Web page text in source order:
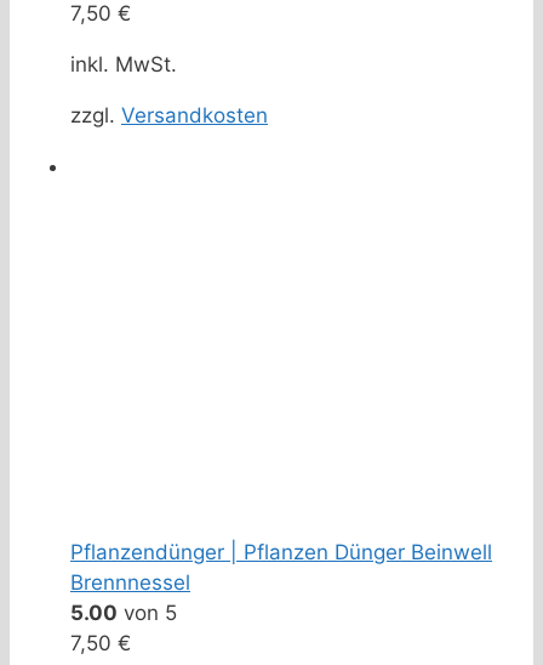
7,50 €
inkl. MwSt.
zzgl. Versandkosten
Pflanzendünger | Pflanzen Dünger Beinwell
Brennnessel
5.00 von 5
7,50 €